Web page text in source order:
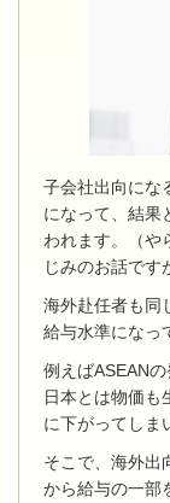
子会社出向にな
になって、結果
われます。（や
じみのお話です
海外赴任者も同
給与水準になっ
例えばASEAN
日本とは物価も
に下がってしま
そこで、海外出
から給与の一部